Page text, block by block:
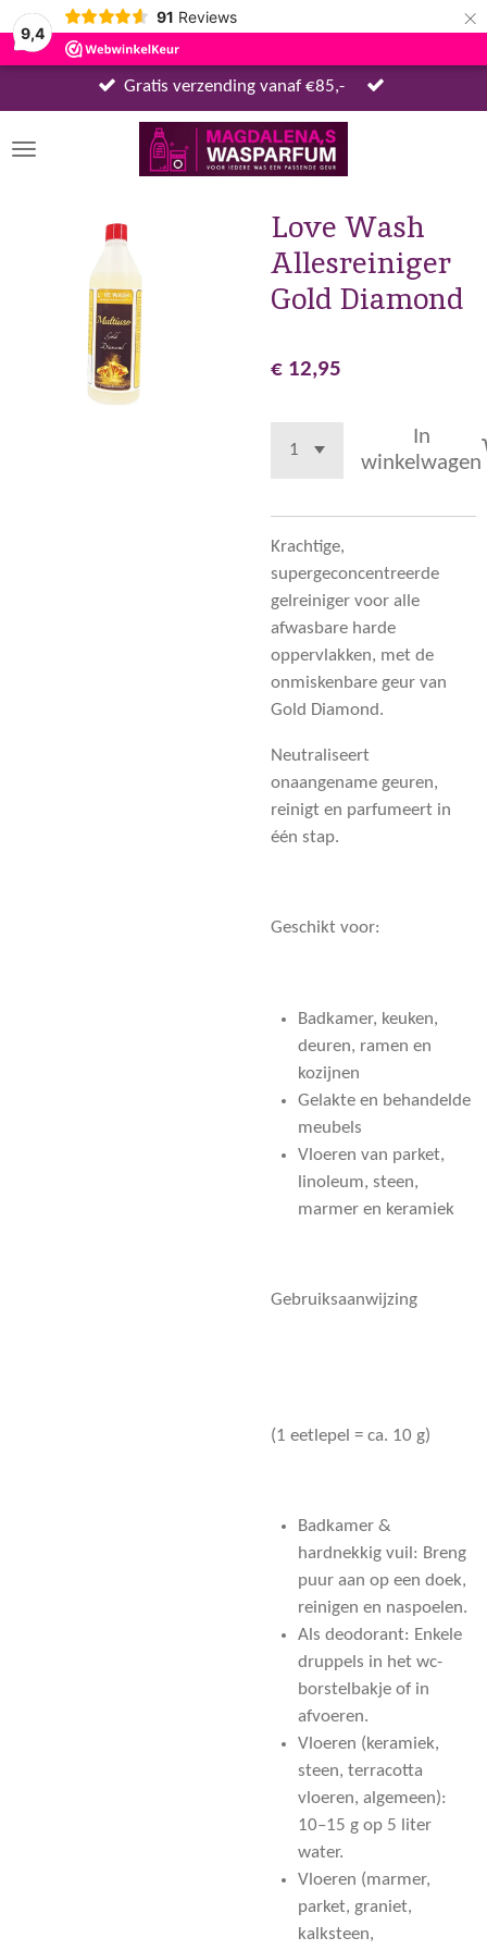
9,4
91 Reviews ×
Gratis verzending vanaf €85,-
Love Wash
Allesreiniger
Gold Diamond
€ 12,95
In
winkelwagen
Krachtige,
supergeconcentreerde
gelreiniger voor alle
afwasbare harde
oppervlakken, met de
onmiskenbare geur van
Gold Diamond.
Neutraliseert
onaangename geuren,
reinigt en parfumeert in
één stap.
Geschikt voor:
Badkamer, keuken,
deuren, ramen en
kozijnen
Gelakte en behandelde
meubels
Vloeren van parket,
linoleum, steen,
marmer en keramiek
Gebruiksaanwijzing
(1 eetlepel = ca. 10 g)
Badkamer &
hardnekkig vuil: Breng
puur aan op een doek,
reinigen en naspoelen.
Als deodorant: Enkele
druppels in het wc-
borstelbakje of in
afvoeren.
Vloeren (keramiek,
steen, terracotta
vloeren, algemeen):
10–15 g op 5 liter
water.
Vloeren (marmer,
parket, graniet,
kalksteen,